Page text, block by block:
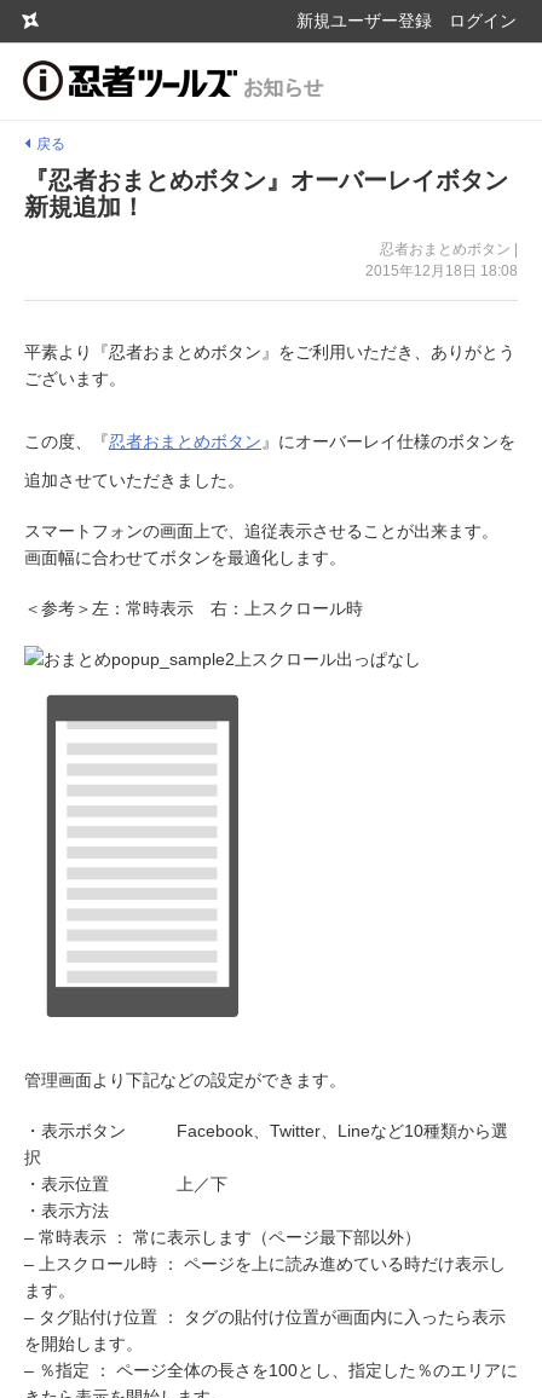
新規ユーザー登録 ログイン
戻る
『忍者おまとめボタン』オーバーレイボタン
新規追加！
忍者おまとめボタン |
2015年12月18日 18:08
平素より『忍者おまとめボタン』をご利用いただき、ありがとう
ございます。
この度、『忍者おまとめボタン 』にオーバーレイ仕様のボタンを
追加させていただきました。
スマートフォンの画面上で、追従表示させることが出来ます。
画面幅に合わせてボタンを最適化します。
＜参考＞左：常時表示 右：上スクロール時
管理画面より下記などの設定ができます。
・表示ボタン Facebook、Twitter、Lineなど10種類から選
択
・表示位置 上／下
・表示方法
– 常時表示 ： 常に表示します（ページ最下部以外）
– 上スクロール時 ： ページを上に読み進めている時だけ表示し
ます。
– タグ貼付け位置 ： タグの貼付け位置が画面内に入ったら表示
を開始します。
– ％指定 ： ページ全体の長さを100とし、指定した％のエリアに